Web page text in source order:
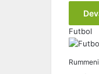
Futbol